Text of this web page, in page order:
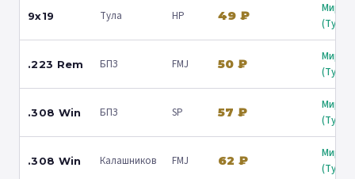
9x19 Тула HP 49 ₽
Мир
.223 Rem БПЗ FMJ 50 ₽
Мир
.308 Win БПЗ SP 57 ₽
Мир
.308 Win Калашников FMJ 62 ₽
Мир